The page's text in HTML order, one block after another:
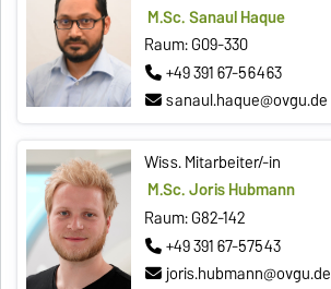
M.Sc. Sanaul Haque
Raum: G09-330
+49 391 67-56463
sanaul.haque@ovgu.de
Wiss. Mitarbeiter/-in
M.Sc. Joris Hubmann
Raum: G82-142
+49 391 67-57543
joris.hubmann@ovgu.de